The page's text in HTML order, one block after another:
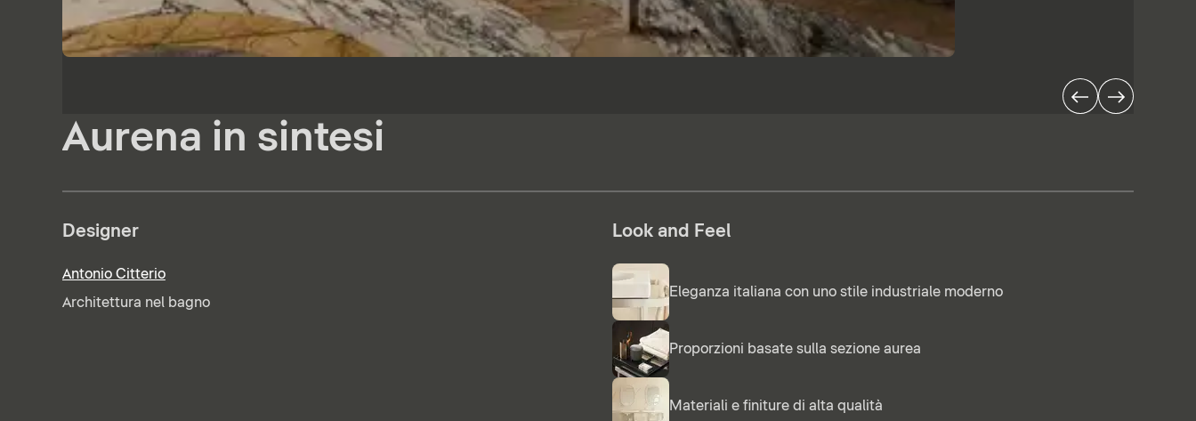
Aurena in sintesi
Designer
Antonio Citterio
Architettura nel bagno
Look and Feel
Eleganza italiana con uno stile industriale moderno
Proporzioni basate sulla sezione aurea
Materiali e finiture di alta qualità